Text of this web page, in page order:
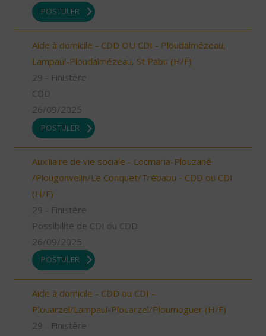
POSTULER
Aide à domicile - CDD OU CDI - Ploudalmézeau,
Lampaul-Ploudalmézeau, St Pabu (H/F)
29 - Finistère
CDD
26/09/2025
POSTULER
Auxiliaire de vie sociale - Locmaria-Plouzané
/Plougonvelin/Le Conquet/Trébabu - CDD ou CDI
(H/F)
29 - Finistère
Possibilité de CDI ou CDD
26/09/2025
POSTULER
Aide à domicile - CDD ou CDI -
Plouarzel/Lampaul-Plouarzel/Ploumoguer (H/F)
29 - Finistère